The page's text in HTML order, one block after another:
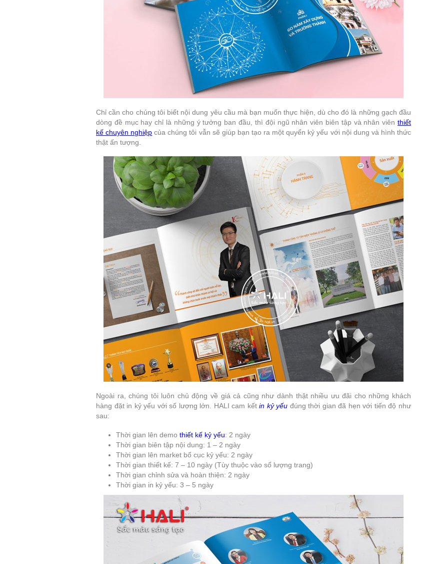
Chỉ cần cho chúng tôi biết nội dung yêu cầu mà bạn muốn thực hiện, dù cho đó là những gạch đầu
dòng đề mục hay chỉ là những ý tưởng ban đầu, thì đội ngũ nhân viên biên tập và nhân viên thiết
kế chuyên nghiệp của chúng tôi vẫn sẽ giúp bạn tạo ra một quyển kỷ yếu với nội dung và hình thức
thật ấn tượng.
Ngoài ra, chúng tôi luôn chủ động về giá cả cũng như dành thật nhiều ưu đãi cho những khách
hàng đặt in kỷ yếu với số lượng lớn. HALI cam kếtin kỷ yếu đúng thời gian đã hẹn với tiến độ như
sau:
Thời gian lên demo thiết kế kỷ yếu: 2 ngày
Thời gian biên tập nội dung: 1 – 2 ngày
Thời gian lên market bố cục kỷ yếu: 2 ngày
Thời gian thiết kế: 7 – 10 ngày (Tùy thuộc vào số lượng trang)
Thời gian chỉnh sửa và hoàn thiện: 2 ngày
Thời gian in kỷ yếu: 3 – 5 ngày